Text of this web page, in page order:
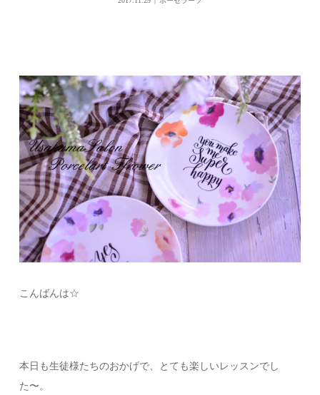
こんばんは☆
本日も生徒様たちのおかげで、とても楽しいレッスンでし
た〜。